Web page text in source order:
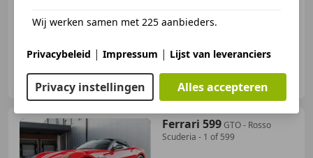
NL-3447 GK WOERDEN
Ferrari 599GTO - Rosso
Scuderia - 1 of 599
Wij werken samen met 225 aanbieders.
Privacybeleid | Impressum | Lijst van leveranciers
Privacy instellingen Alles accepteren